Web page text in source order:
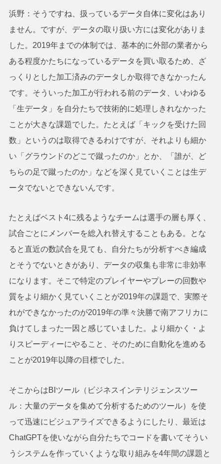
浜野：そうですね、扱っているデータ自体に変化はあり
ません。ですが、データの取り扱い方には変化がありま
した。2019年までの体制では、基本的に外部の業者から
ある程度かたちになっているデータを買い取るため、ざ
っくりとした加工済みのデータしか取得できなかったん
です。そういった加工が行われる前のデータ、いわゆる
「生データ」を自分たちで技術的に処理しきれなかった
ことが大きな課題でした。たとえば「キックを受けた回
数」というのは取得できるわけですが、それよりも細か
い「グラウンドのどこで蹴ったのか」とか、「誰が、ど
ちらの足で蹴ったのか」などを深く見ていくことは生デ
ータでないとできないんです。
たとえばベスト4に残るようなチームは選手の層も厚く、
試合ごとにメンバーを総入れ替えすることもある。とな
ると直近の数試合を見ても、自分たちが分析すべき編成
とそうでないときがあり、データの収集も非常に非効率
になります。そこで特定のプレイヤーやプレーの回数や
質をより細かく見ていくことが2019年の課題で、実際そ
れができなかったのが2019年の準々決勝で南アフリカに
負けてしまった一因と感じていました。より細かく・よ
りスピーディーにやること、そのために自動化を進める
ことが2019年以降の目標でした。
そこからはBIツール（ビジネスインテリジェンスツー
ル：大量のデータを集めて分析するためのツール）を使
って迅速にビジュアライズできるようにしたり、最近は
ChatGPTを使いながら自分たちでコードを書いてそうい
うシステムを作っていくような取り組みを4年間の課題と